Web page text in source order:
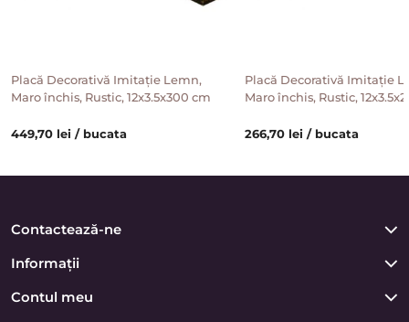
Placă Decorativă Imitație Lemn,
Maro închis, Rustic, 12x3.5x300 cm
449,70 lei / bucata
Placă Decorativă Imitație
Maro închis, Rustic,
266,70 lei / bucata
Contactează-ne
Informații
Contul meu